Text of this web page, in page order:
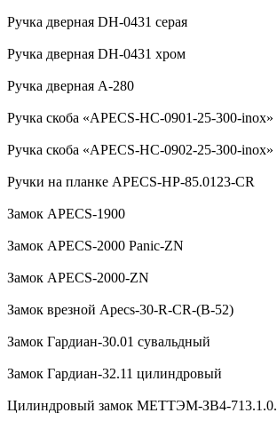
Ручка дверная DH-0431 серая
Ручка дверная DH-0431 хром
Ручка дверная А-280
Ручка скоба «APECS-HC-0901-25-300-inox»
Ручка скоба «APECS-HC-0902-25-300-inox»
Ручки на планке APECS-HP-85.0123-CR
Замок APECS-1900
Замок APECS-2000 Panic-ZN
Замок APECS-2000-ZN
Замок врезной Apecs-30-R-CR-(B-52)
Замок Гардиан-30.01 сувальдный
Замок Гардиан-32.11 цилиндровый
Цилиндровый замок МЕТТЭМ-ЗВ4-713.1.0.